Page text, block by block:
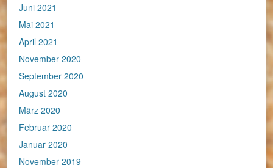
Juni 2021
Mai 2021
April 2021
November 2020
September 2020
August 2020
März 2020
Februar 2020
Januar 2020
November 2019